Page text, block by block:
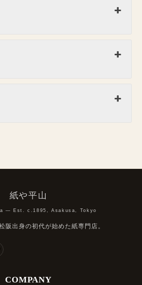
紙や平山
— Est. c.1895, Asakusa, Tokyo
阪出身の初代が始めた紙専門店。
COMPANY